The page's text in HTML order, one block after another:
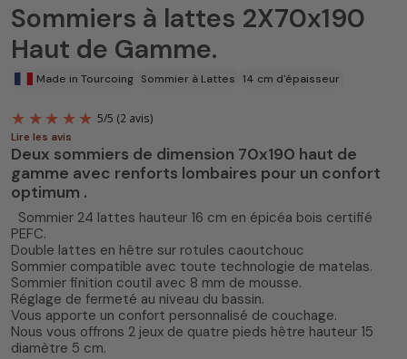
Sommiers à lattes 2X70x190
Haut de Gamme.
5/5 (2 avis)
Made in Tourcoing Sommier à Lattes 14 cm d'épaisseur
Lire les avis
Deux sommiers de dimension 70x190 haut de
gamme avec renforts lombaires pour un confort
optimum .
Sommier 24 lattes hauteur 16 cm en épicéa bois certifié
PEFC.
Double lattes en hêtre sur rotules caoutchouc
Sommier compatible avec toute technologie de matelas.
Sommier finition coutil avec 8 mm de mousse.
Réglage de fermeté au niveau du bassin.
Vous apporte un confort personnalisé de couchage.
Nous vous offrons 2 jeux de quatre pieds hêtre hauteur 15
diamètre 5 cm.